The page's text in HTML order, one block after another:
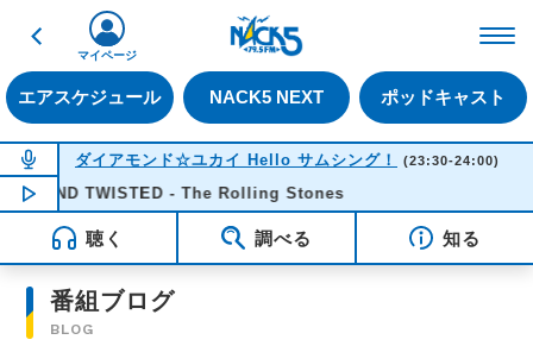
戻る
エアスケジュール NACK5 NEXT ポッドキャスト
マイページ
NOW ON AIR
ダイアモンド☆ユカイ Hello サムシング！ (23:30-24:00)
NOW PLAYING 23:32
AND TWISTED - The Rolling Stones
聴く 調べる 知る
番組ブログ
BLOG